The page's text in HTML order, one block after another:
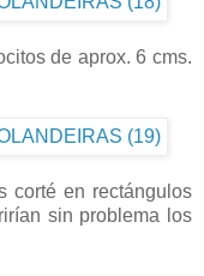
de aprox. 6 cms.
corté en rectángulos
sin problema los